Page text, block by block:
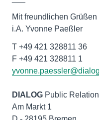
Mit freundlichen Grüßen
i.A. Yvonne Paeßler
T +49 421 328811 36
DIALOG Public
Am Markt 1